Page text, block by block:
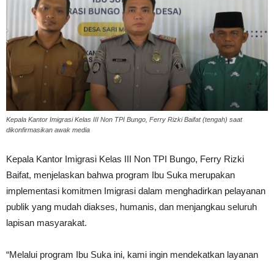
Kepala Kantor Imigrasi Kelas III Non TPI Bungo, Ferry Rizki Baifat (tengah) saat
dikonfirmasikan awak media
Kepala Kantor Imigrasi Kelas III Non TPI Bungo, Ferry Rizki
Baifat, menjelaskan bahwa program Ibu Suka merupakan
implementasi komitmen Imigrasi dalam menghadirkan pelayanan
publik yang mudah diakses, humanis, dan menjangkau seluruh
lapisan masyarakat.
“Melalui program Ibu Suka ini, kami ingin mendekatkan layanan